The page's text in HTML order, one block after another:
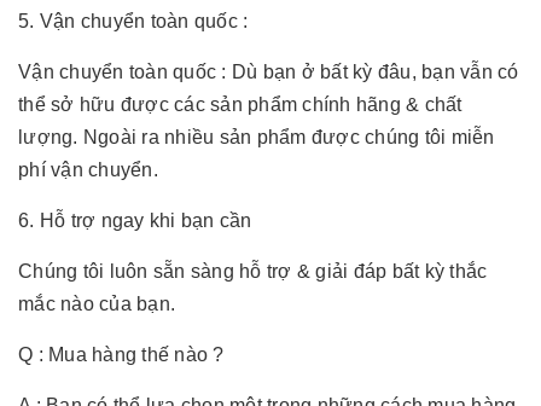
5. Vận chuyển toàn quốc :
Vận chuyển toàn quốc : Dù bạn ở bất kỳ đâu, bạn vẫn có
thể sở hữu được các sản phẩm chính hãng & chất
lượng. Ngoài ra nhiều sản phẩm được chúng tôi miễn
phí vận chuyển.
6. Hỗ trợ ngay khi bạn cần
Chúng tôi luôn sẵn sàng hỗ trợ & giải đáp bất kỳ thắc
mắc nào của bạn.
Q : Mua hàng thế nào ?